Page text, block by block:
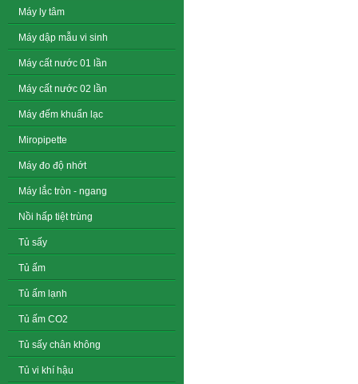
Máy ly tâm
Máy dập mẫu vi sinh
Máy cất nước 01 lần
Máy cất nước 02 lần
Máy đếm khuẩn lạc
Miropipette
Máy đo độ nhớt
Máy lắc tròn - ngang
Nồi hấp tiệt trùng
Tủ sấy
Tủ ấm
Tủ ấm lạnh
Tủ ấm CO2
Tủ sấy chân không
Tủ vi khí hậu